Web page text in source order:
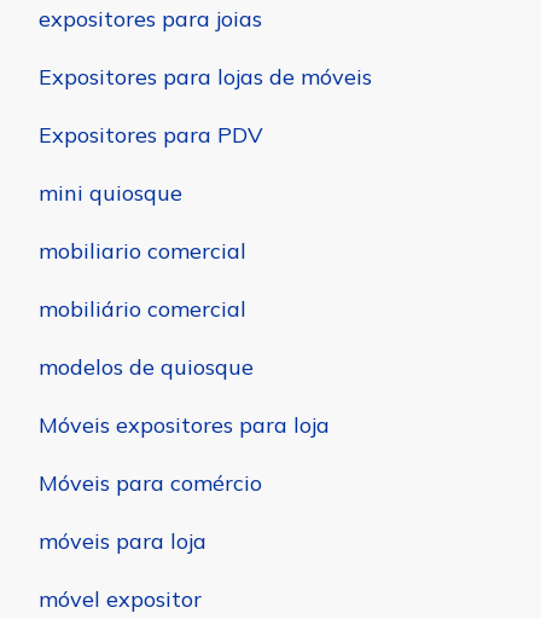
expositores para joias
Expositores para lojas de móveis
Expositores para PDV
mini quiosque
mobiliario comercial
mobiliário comercial
modelos de quiosque
Móveis expositores para loja
Móveis para comércio
móveis para loja
móvel expositor